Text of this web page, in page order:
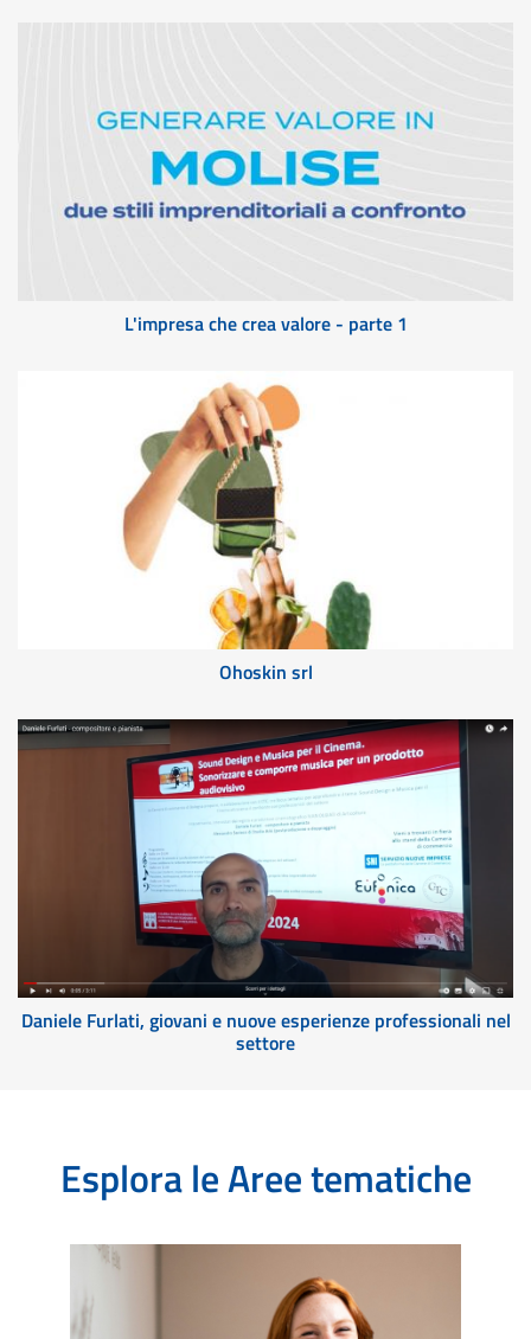
L'impresa che crea valore - parte 1
Ohoskin srl
Daniele Furlati, giovani e nuove esperienze professionali nel
settore
Esplora le Aree tematiche